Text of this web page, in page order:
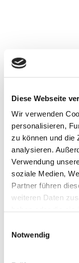
Diese Webseite
Wir verwenden
personalisieren,
zu können und die
analysieren.
Verwendung
soziale Medien,
Partner führen
weiteren Daten
Notwendig